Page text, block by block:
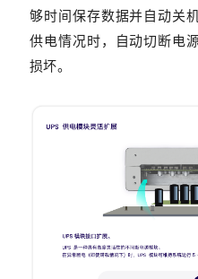
够时间保存数据并自动关
供电情况时，自动切断电
损坏。